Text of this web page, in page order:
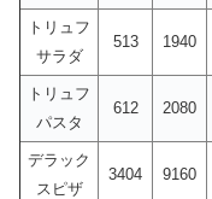
トリュフ
サラダ
513 1940
トリュフ
パスタ
612 2080
デラック
スピザ
3404 9160